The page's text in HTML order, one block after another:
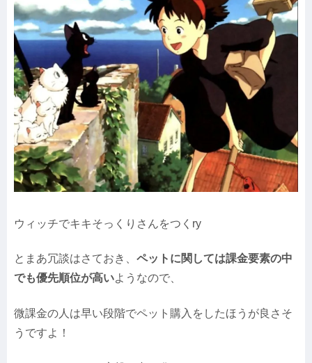
ウィッチでキキそっくりさんをつくry
とまあ冗談はさておき、 ペットに関しては課金要素の中
でも優先順位が高いようなので、
微課金の人は早い段階でペット購入をしたほうが良さそ
うですよ！